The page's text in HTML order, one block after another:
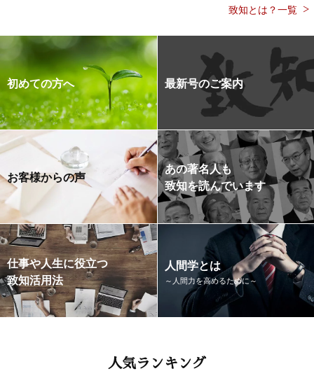
致知とは？一覧
初めての方へ 最新号のご案内
お客様からの声
あの著名人も
致知を読んでいます
仕事や人生に役立つ
致知活用法
人間学とは
～人間力を高めるために～
人気ランキング